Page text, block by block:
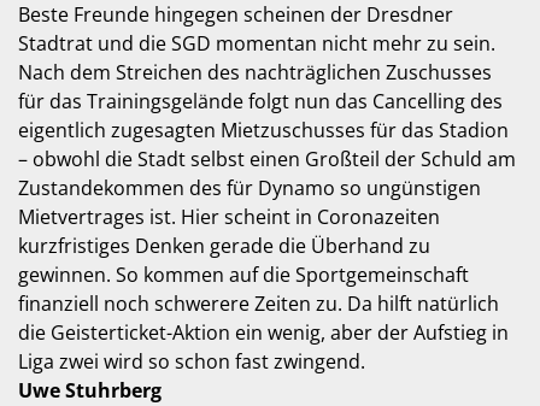
Beste Freunde hingegen scheinen der Dresdner
Stadtrat und die SGD momentan nicht mehr zu sein.
Nach dem Streichen des nachträglichen Zuschusses
für das Trainingsgelände folgt nun das Cancelling des
eigentlich zugesagten Mietzuschusses für das Stadion
– obwohl die Stadt selbst einen Großteil der Schuld am
Zustandekommen des für Dynamo so ungünstigen
Mietvertrages ist. Hier scheint in Coronazeiten
kurzfristiges Denken gerade die Überhand zu
gewinnen. So kommen auf die Sportgemeinschaft
finanziell noch schwerere Zeiten zu. Da hilft natürlich
die Geisterticket-Aktion ein wenig, aber der Aufstieg in
Liga zwei wird so schon fast zwingend.
Uwe Stuhrberg